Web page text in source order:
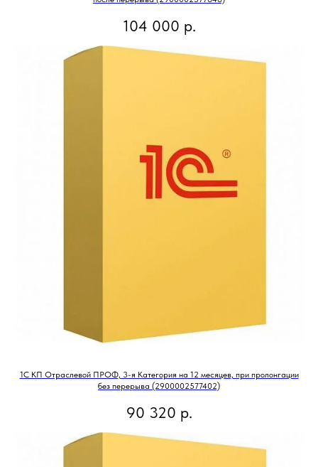
104 000 р.
1С КП Отраслевой ПРОФ, 3-я Категория на 12 месяцев, при пролонгации
без перерыва (2900002577402)
90 320 р.